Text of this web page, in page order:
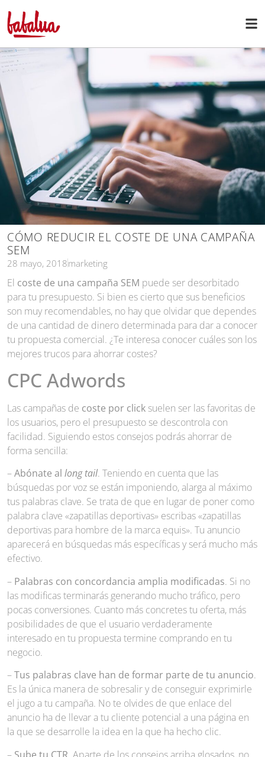
CÓMO REDUCIR EL COSTE DE UNA CAMPAÑA
SEM
28 mayo, 2018marketing
El coste de una campaña SEM puede ser desorbitado
para tu presupuesto. Si bien es cierto que sus beneficios
son muy recomendables, no hay que olvidar que dependes
de una cantidad de dinero determinada para dar a conocer
tu propuesta comercial. ¿Te interesa conocer cuáles son los
mejores trucos para ahorrar costes?
CPC Adwords
Las campañas de coste por click suelen ser las favoritas de
los usuarios, pero el presupuesto se descontrola con
facilidad. Siguiendo estos consejos podrás ahorrar de
forma sencilla:
–Abónate al long tail. Teniendo en cuenta que las
búsquedas por voz se están imponiendo, alarga al máximo
tus palabras clave. Se trata de que en lugar de poner como
palabra clave «zapatillas deportivas» escribas «zapatillas
deportivas para hombre de la marca equis». Tu anuncio
aparecerá en búsquedas más específicas y será mucho más
efectivo.
– Palabras con concordancia amplia modificadas. Si no
las modificas terminarás generando mucho tráfico, pero
pocas conversiones. Cuanto más concretes tu oferta, más
posibilidades de que el usuario verdaderamente
interesado en tu propuesta termine comprando en tu
negocio.
–Tus palabras clave han de formar parte de tu anuncio.
Es la única manera de sobresalir y de conseguir exprimirle
el jugo a tu campaña. No te olvides de que enlace del
anuncio ha de llevar a tu cliente potencial a una página en
la que se desarrolle la idea en la que ha hecho clic.
– Sube tu CTR. Aparte de los consejos arriba glosados, no